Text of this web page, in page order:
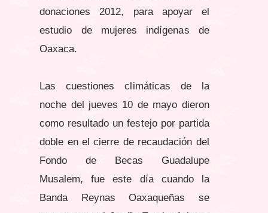
donaciones 2012, para apoyar el
estudio de mujeres indígenas de
Oaxaca.
Las cuestiones climáticas de la
noche del jueves 10 de mayo dieron
como resultado un festejo por partida
doble en el cierre de recaudación del
Fondo de Becas Guadalupe
Musalem, fue este día cuando la
Banda Reynas Oaxaqueñas se